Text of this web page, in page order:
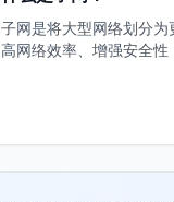
子网是将大型网络划分
高网络效率、增强安全性